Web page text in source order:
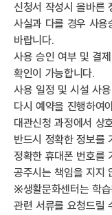
신청서 작성시 올바른
사실과 다를 경우 사용
바랍니다.
사용 승인 여부 및 결
확인이 가능합니다.
사용 일정 및 시설 사
다시 예약을 진행하여
대관신청 과정에서 상
반드시 정확한 정보를
정확한 휴대폰 번호를
공주시는 책임을 지지
※생활문화센터는 학
관련 서류를 요청드릴